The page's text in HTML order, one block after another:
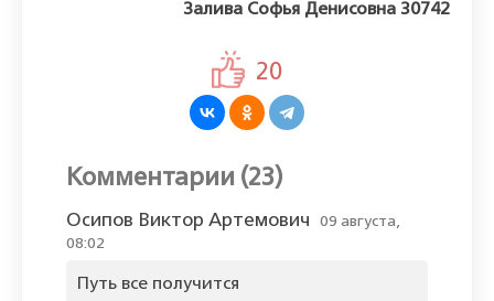
Залива Софья Денисовна 30742
20
Комментарии (23)
Осипов Виктор Артемович
09 августа,
08:02
Путь все получится